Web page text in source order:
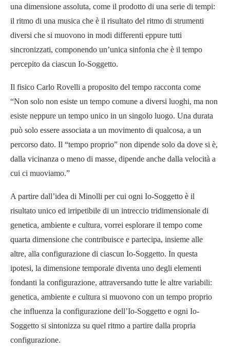
una dimensione assoluta, come il prodotto di una serie di tempi:
il ritmo di una musica che è il risultato del ritmo di strumenti
diversi che si muovono in modi differenti eppure tutti
sincronizzati, componendo un’unica sinfonia che è il tempo
percepito da ciascun Io-Soggetto.
Il fisico Carlo Rovelli a proposito del tempo racconta come
“Non solo non esiste un tempo comune a diversi luoghi, ma non
esiste neppure un tempo unico in un singolo luogo. Una durata
può solo essere associata a un movimento di qualcosa, a un
percorso dato. Il “tempo proprio” non dipende solo da dove si è,
dalla vicinanza o meno di masse, dipende anche dalla velocità a
cui ci muoviamo.”
A partire dall’idea di Minolli per cui ogni Io-Soggetto è il
risultato unico ed irripetibile di un intreccio tridimensionale di
genetica, ambiente e cultura, vorrei esplorare il tempo come
quarta dimensione che contribuisce e partecipa, insieme alle
altre, alla configurazione di ciascun Io-Soggetto. In questa
ipotesi, la dimensione temporale diventa uno degli elementi
fondanti la configurazione, attraversando tutte le altre variabili:
genetica, ambiente e cultura si muovono con un tempo proprio
che influenza la configurazione dell’Io-Soggetto e ogni Io-
Soggetto si sintonizza su quel ritmo a partire dalla propria
configurazione.